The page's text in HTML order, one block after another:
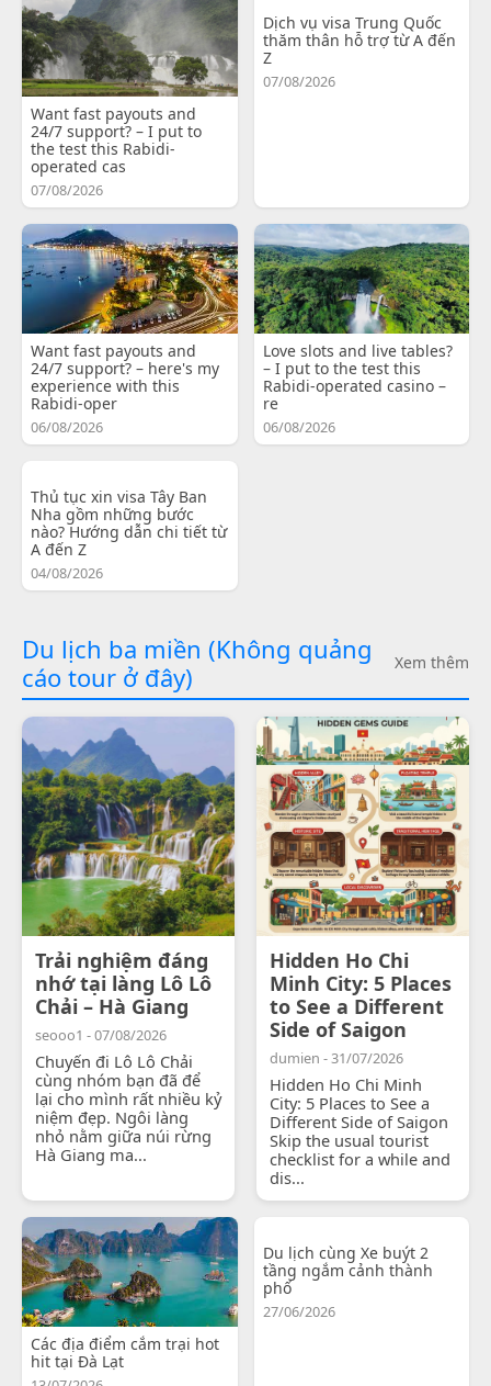
Want fast payouts and
24/7 support? – I put to
the test this Rabidi-
operated cas
07/08/2026
Dịch vụ visa Trung Quốc
thăm thân hỗ trợ từ A đến
Z
07/08/2026
Want fast payouts and
24/7 support? – here's my
experience with this
Rabidi-oper
06/08/2026
Love slots and live tables?
– I put to the test this
Rabidi-operated casino –
re
06/08/2026
Thủ tục xin visa Tây Ban
Nha gồm những bước
nào? Hướng dẫn chi tiết từ
A đến Z
04/08/2026
Du lịch ba miền (Không quảng
cáo tour ở đây)
Xem thêm
Trải nghiệm đáng
nhớ tại làng Lô Lô
Chải – Hà Giang
seooo1 - 07/08/2026
Chuyến đi Lô Lô Chải
cùng nhóm bạn đã để
lại cho mình rất nhiều kỷ
niệm đẹp. Ngôi làng
nhỏ nằm giữa núi rừng
Hà Giang ma...
Hidden Ho Chi
Minh City: 5 Places
to See a Different
Side of Saigon
dumien - 31/07/2026
Hidden Ho Chi Minh
City: 5 Places to See a
Different Side of Saigon
Skip the usual tourist
checklist for a while and
dis...
Các địa điểm cắm trại hot
hit tại Đà Lạt
Du lịch cùng Xe buýt 2
tầng ngắm cảnh thành
phố
27/06/2026